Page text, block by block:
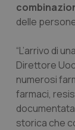
delle
“L’arrivo di
Direttore
numerosi
farmaci,
storica che